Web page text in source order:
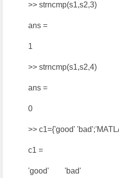
>> strncmp(s1,s2,3)
ans =
1
>> strncmp(s1,s2,4)
ans =
0
>> c1={'good'
c1 =
'good' 'bad'